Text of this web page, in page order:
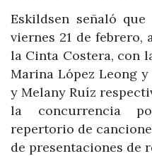
Eskildsen señaló
viernes 21 de febrero,
la Cinta Costera, con
Marina López Leong
y Melany Ruíz
la concurrencia
repertorio de
de presentaciones de